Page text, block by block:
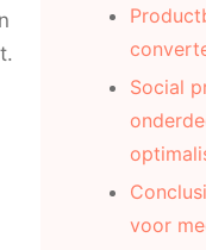
Social
voor